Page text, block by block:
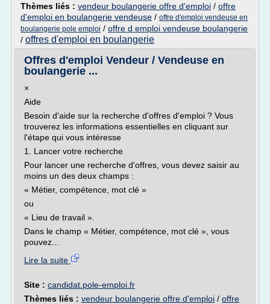
Thèmes liés : vendeur boulangerie offre d'emploi / offre
d'emploi en boulangerie vendeuse / offre d'emploi vendeuse en
boulangerie pole emploi / offre d emploi vendeuse boulangerie
/ offres d'emploi en boulangerie
Offres d'emploi Vendeur / Vendeuse en
boulangerie ...
×
Aide
Besoin d'aide sur la recherche d'offres d'emploi ? Vous
trouverez les informations essentielles en cliquant sur
l'étape qui vous intéresse
1. Lancer votre recherche
Pour lancer une recherche d'offres, vous devez saisir au
moins un des deux champs :
« Métier, compétence, mot clé »
ou
« Lieu de travail ».
Dans le champ « Métier, compétence, mot clé », vous
pouvez...
Lire la suite
Site : candidat.pole-emploi.fr
Thèmes liés : vendeur boulangerie offre d'emploi / offre